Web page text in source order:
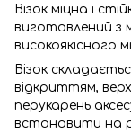
Візок міцна і
виготовлений з
високоякісного
Візок
відкриттям,
перукарень
встановити на